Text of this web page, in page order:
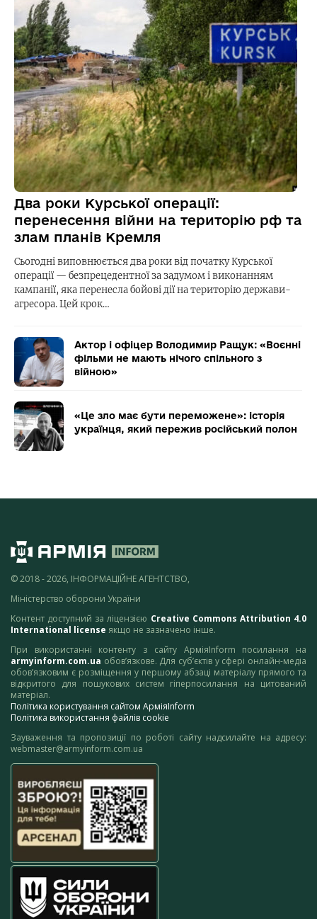
Два роки Курської операції:
перенесення війни на територію рф та
злам планів Кремля
Сьогодні виповнюється два роки від початку Курської
операції — безпрецедентної за задумом і виконанням
кампанії, яка перенесла бойові дії на територію держави-
агресора. Цей крок…
Актор і офіцер Володимир Ращук: «Воєнні
фільми не мають нічого спільного з
війною»
«Це зло має бути переможене»: історія
українця, який пережив російський полон
© 2018 - 2026, ІНФОРМАЦІЙНЕ АГЕНТСТВО,
Міністерство оборони України
Контент доступний за ліцензією Creative Commons Attribution 4.0
International license якщо не зазначено інше.
При використанні контенту з сайту АрміяInform посилання на
armyinform.com.ua обов’язкове. Для суб’єктів у сфері онлайн-медіа
обов’язковим є розміщення у першому абзаці матеріалу прямого та
відкритого для пошукових систем гіперпосилання на цитований
матеріал.
Політика користування сайтом АрміяInform
Політика використання файлів cookie
Зауваження та пропозиції по роботі сайту надсилайте на адресу:
webmaster@armyinform.com.ua